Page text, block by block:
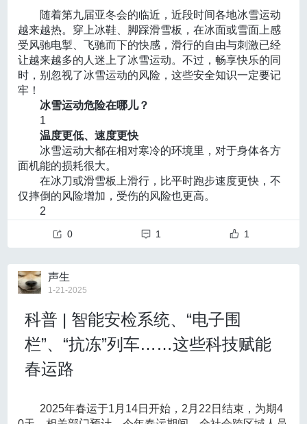
要数据，在手机生产商售后服务人员或专业人员的指导
下对手机进行安全检测和恢复。同时密切关注本人的社
交媒体类软件和金融类软件是否具有异常登录信息或异
常操作信息，以及亲友是否收到由本人手机号或社交媒
体软件发送的异常信息，一旦出现上述相关情况，应及
时联系相关软件供应商和亲友说明有关情况。
04
警惕和防范针对流行APP软件的电信网络诈骗话术，
如“由于XXX软件官方网站服务异常，请通过以下链接下
载官方应用程序”“由于XXX软件更新到最新版本，需要用
户重新授予后台运行和无障碍功能权限”等，避免被网络
犯罪分子诱导。
05
对已下载的可疑文件，可访问国家计算机病毒协同分析
平台（virus.cverc.org.cn）进行上传检测。
集团，其免费开源的特性，也为中小企业提供了更为广
阔的创新研发空间，加速AI改变行业生态。
在硬件层面上，DeepSeek或将激活本土的AI产业
链，“国内云计算企业，如华为云和阿里云，能借此机会
适配大模型的训练需求，而本土芯片厂商也可以借此机
会优化产品，形成 AI 生态的优质闭环”，王耀祖认为，
这一变化不仅有助于提升国内AI产业的整体技术水平，
也可能增强中国在全球AI产业链中的话语权，推动国内
企业在国际市场中占据更加有利的位置。
我们向DeepSeek提了一个问题“你的出现带给人类哪些
启示？”，在一系列如“协作模式的革命性重构”“学习范式
的颠覆性启示”“创造力的双向激发”等惯常的罗列后，它
回答道：
“人工智能最终像普罗米修斯之火：既可能照亮前路，也
速度永远快于人类制度的适应性，我们比任何时候都更
需要哲学思考与伦理前瞻。人机关系的终极答案，或许
一桥卧虹，横贯西东。
当2025年第一缕阳光播洒在伶仃洋上，深中通道蜿
蜒伸展，时而腾空跃起，时而遁入海中，宛如“海上鲲
鹏”振翅欲飞。
这条穿行约24公里、集“桥、岛、隧、水下互通”于
一体的超大型跨海通道，正在重塑粤港澳大湾区的时空
格局——广州、深圳、珠江口西岸三大都市圈首次实现
陆路直连；中山与深圳宝安、广州南沙实现半小时可
达。
截至2025年2月12日，深中通道总计车流量约1936.
04万车次，日均车流量约8.49万车次。
7年前期攻关、7年攻坚会战，60多个参建单位、1.5
万多名建设者、200余项发明专利、多项世界纪录……建
设者们迎着疾风劲浪、顶着烈日骄阳，造就“全球最高通
航净空海中大桥、全球最大海中悬索桥锚碇、全球最长
这“一横”，凝结着中国智慧、中国力量。透过它，更
可见新时代中国人逢山开路、遇水架桥的壮志豪情。
座19个足球场大的人工岛？
“就好比在‘水豆腐’上施工。”建设团队攻克多道难
关，仅用时4个半月，57个13层楼高的巨型钢圆筒被打
入海床、填沙成岛，刷新了快速成岛的世界纪录。
32节重达8万吨的钢壳沉管，怎样在水下“牵手”？
出一整套智能制造方案。节长165米的32个钢壳沉管首
场馆内运动员的呐喊声、观众的欢呼与现场广播交织在
一起，形成了极其复杂的通信场景，传统通信手段在这
种通信流量大且背景十分嘈杂的环境中难以应对。
北京理工大学信息与电子学院通信技术研究所科研团队
研发的AI端到端语义通信系统成功解决了这一问题，实
现了双机高清话音通信的突破，并在5G网络和高轨卫星
通信中实验成功。该系统可部署于场馆与应急车辆，实
现了低带宽传输和抗噪声通话两大技术突破。即便在体
育场馆人员密集、环境嘈杂的恶劣条件情况下，系统也
能实时解析语音信号、有效过滤背景噪声，实现清晰、
稳定的通话，为体育赛事和应急调度提供全新通信保
障。
03
北京邮电大学
北京邮电大学邓中亮教授团队研发的“5G+北斗”广域无缝
融合定位技术，让无人机在室内“长眼”。它突破了室内卫
星信号弱无人机无法起飞的行业痛点难题，赛前已成功
在亚冬会冰球馆完成技术验证，亚冬会期间将以5G+北
斗室内外连续高精度定位技术，为赛事的安全管理及应
心，研发了无人装备室内外自主探索系统，为无人机提
“此生属于祖国
此生无怨无悔”
今天，我们谨以此文
道别黄老
向他的爱国与奉献精神
此生属于祖国，此生无怨无悔
——隐身30年的中国核潜艇先驱黄旭华
国家的分量，在一个人心中能有多重？
重到可以为之远离家乡、荒岛求索，深藏功名三十载；
来”；重到年过九旬仍不甘退休，誓要再干好多年……
10日，黄旭华，这位共和国的第一代核潜艇总设计师，
从习近平总书记手中接过了2019年度国家最高科学技术
随着第九届亚冬会的临近，近段时间各地冰雪运动
越来越热。穿上冰鞋、脚踩滑雪板，在冰面或雪面上感
受风驰电掣、飞驰而下的快感，滑行的自由与刺激已经
让越来越多的人迷上了冰雪运动。不过，畅享快乐的同
时，别忽视了冰雪运动的风险，这些安全知识一定要记
牢！
冰雪运动危险在哪儿？
1
温度更低、速度更快
冰雪运动大都在相对寒冷的环境里，对于身体各方
面机能的损耗很大。
在冰刀或滑雪板上滑行，比平时跑步速度更快，不
仅摔倒的风险增加，受伤的风险也更高。
2
冰雪运动对力量、耐力、灵敏、平衡等多项身体素
3
冰面坚硬 受伤风险高
上，很容易造成膝关节、踝关节等扭伤甚至下肢骨折。
如果摔倒时用手撑地，还可能造成上肢关节扭伤、
脱臼和骨折等
开展冰雪运动，
有哪些注意事项？
选择合适的天气
0 1 1
声生
1-21-2025
科普 | 智能安检系统、“电子围
栏”、“抗冻”列车……这些科技赋能
春运路
2025年春运于1月14日开始，2月22日结束，为期4